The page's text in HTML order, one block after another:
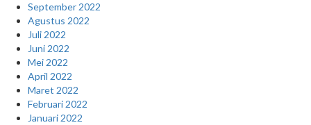
September 2022
Agustus 2022
Juli 2022
Juni 2022
Mei 2022
April 2022
Maret 2022
Februari 2022
Januari 2022